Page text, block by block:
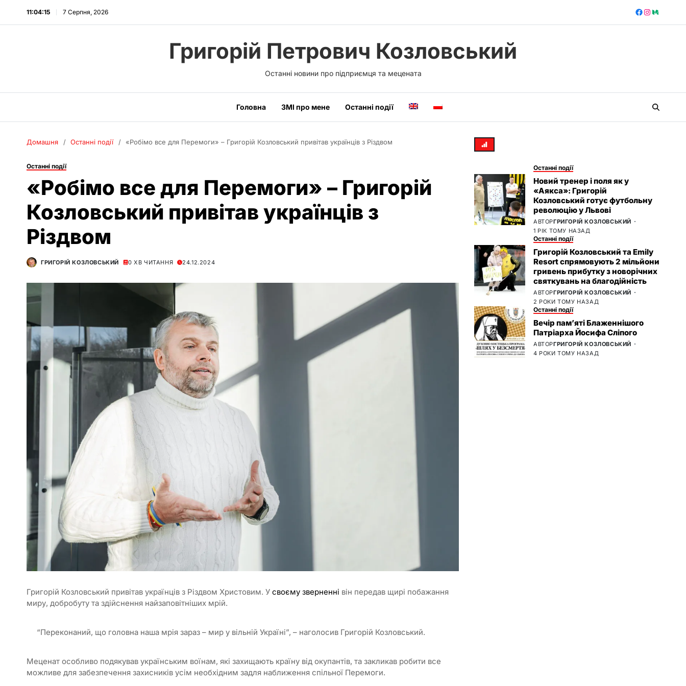
11:04:16 7 Серпня, 2026
Григорій Петрович Козловський
Останні новини про підприємця та мецената
Головна ЗМІ про мене Останні події
Домашня Останні події «Робімо все для Перемоги» – Григорій Козловський привітав українців з Різдвом
Останні події
«Робімо все для Перемоги» – Григорій
Козловський привітав українців з
Різдвом
ГРИГОРІЙ КОЗЛОВСЬКИЙ 0 ХВ ЧИТАННЯ 24.12.2024
Григорій Козловський привітав українців з Різдвом Христовим. У своєму зверненні він передав щирі побажання
миру, добробуту та здійснення найзаповітніших мрій.
“Переконаний, що головна наша мрія зараз – мир у вільній Україні”, – наголосив Григорій Козловський.
Меценат особливо подякував українським воїнам, які захищають країну від окупантів, та закликав робити все
можливе для забезпечення захисників усім необхідним задля наближення спільної Перемоги.
Останні події
Новий тренер і поля як у
«Аякса»: Григорій
Козловський готує футбольну
революцію у Львові
АВТОРГРИГОРІЙ КОЗЛОВСЬКИЙ
1 РІК ТОМУ НАЗАД
Останні події
Григорій Козловський та Emily
Resort спрямовують 2 мільйони
гривень прибутку з новорічних
святкувань на благодійність
АВТОРГРИГОРІЙ КОЗЛОВСЬКИЙ
2 РОКИ ТОМУ НАЗАД
Останні події
Вечір пам’яті Блаженнішого
Патріарха Йосифа Сліпого
АВТОРГРИГОРІЙ КОЗЛОВСЬКИЙ
4 РОКИ ТОМУ НАЗАД